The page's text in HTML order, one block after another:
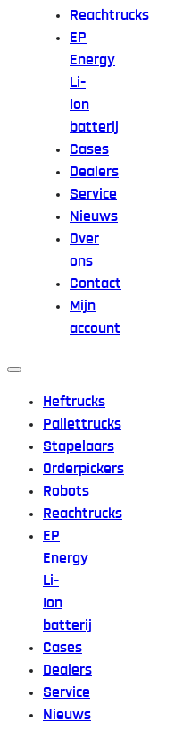
Reachtrucks
EP
Energy
Li-
Ion
batterij
Cases
Dealers
Service
Nieuws
Over
ons
Contact
Mijn
account
Heftrucks
Pallettrucks
Stapelaars
Orderpickers
Robots
Reachtrucks
EP
Energy
Li-
Ion
batterij
Cases
Dealers
Service
Nieuws